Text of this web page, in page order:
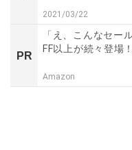
2021/03/22
PR
「え、こんなセー
FF以上が続々登場
Amazon